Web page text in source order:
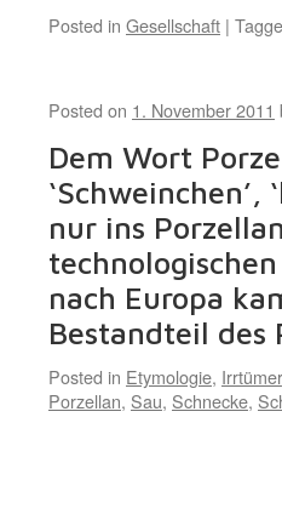
Posted in Gesellschaft |
Posted on 1. November 2011
Dem Wort
‘Schweinchen’,
nur ins
nach Europa
Bestandteil des
Posted in Etymologie, Irrtümer
Porzellan, Sau, Schnecke,